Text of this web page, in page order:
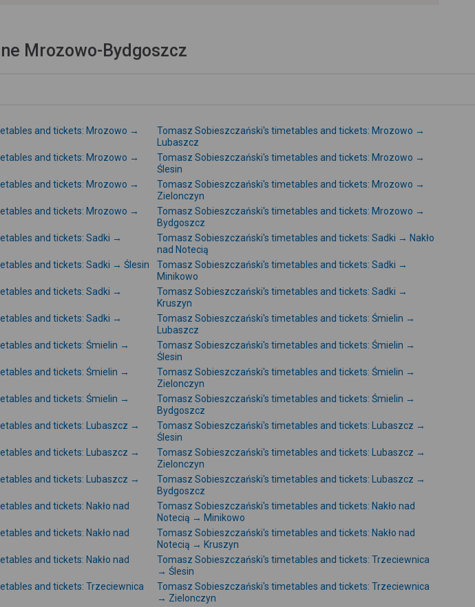
Mrozowo-Bydgoszcz
and tickets: Mrozowo →
Tomasz Sobieszczański's timetables and tickets: Mrozowo →
Lubaszcz
and tickets: Mrozowo →
Tomasz Sobieszczański's timetables and tickets: Mrozowo →
Ślesin
and tickets: Mrozowo →
Tomasz Sobieszczański's timetables and tickets: Mrozowo →
Zielonczyn
and tickets: Mrozowo →
Tomasz Sobieszczański's timetables and tickets: Mrozowo →
Bydgoszcz
and tickets: Sadki →
Tomasz Sobieszczański's timetables and tickets: Sadki → Nakło
nad Notecią
and tickets: Sadki → Ślesin
Tomasz Sobieszczański's timetables and tickets: Sadki →
Minikowo
and tickets: Sadki →
Tomasz Sobieszczański's timetables and tickets: Sadki →
Kruszyn
and tickets: Sadki →
Tomasz Sobieszczański's timetables and tickets: Śmielin →
Lubaszcz
and tickets: Śmielin →
Tomasz Sobieszczański's timetables and tickets: Śmielin →
Ślesin
and tickets: Śmielin →
Tomasz Sobieszczański's timetables and tickets: Śmielin →
Zielonczyn
and tickets: Śmielin →
Tomasz Sobieszczański's timetables and tickets: Śmielin →
Bydgoszcz
and tickets: Lubaszcz →
Tomasz Sobieszczański's timetables and tickets: Lubaszcz →
Ślesin
and tickets: Lubaszcz →
Tomasz Sobieszczański's timetables and tickets: Lubaszcz →
Zielonczyn
and tickets: Lubaszcz →
Tomasz Sobieszczański's timetables and tickets: Lubaszcz →
Bydgoszcz
and tickets: Nakło nad
Tomasz Sobieszczański's timetables and tickets: Nakło nad
Notecią → Minikowo
and tickets: Nakło nad
Tomasz Sobieszczański's timetables and tickets: Nakło nad
Notecią → Kruszyn
and tickets: Nakło nad
Tomasz Sobieszczański's timetables and tickets: Trzeciewnica
→ Ślesin
and tickets: Trzeciewnica
Tomasz Sobieszczański's timetables and tickets: Trzeciewnica
→ Zielonczyn